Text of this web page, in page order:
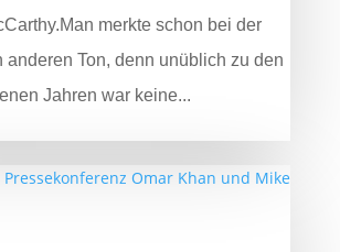
merkte schon bei der
anderen Ton, denn unüblich zu den
Jahren war keine...